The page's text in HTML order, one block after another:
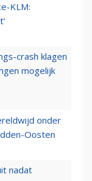
KLM:
crash klagen
mogelijk
onder
Oosten
nadat